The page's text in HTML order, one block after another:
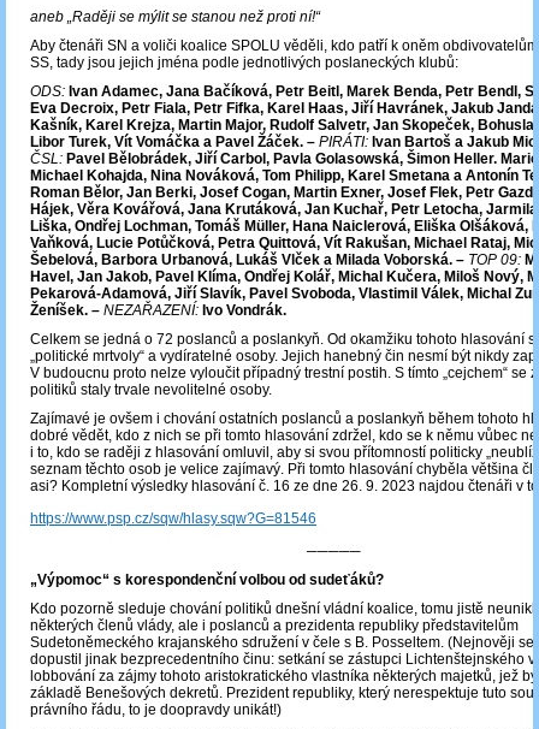
aneb „Raději se mýlit se stanou než proti ní!“
Aby čtenáři SN a voliči koalice SPOLU věděli, kdo patří k oněm
SS, tady jsou jejich jména podle jednotlivých poslaneckých klubů:
ODS: Ivan Adamec, Jana Bačíková, Petr Beitl, Marek Benda, Petr Bendl,
Eva Decroix, Petr Fiala, Petr Fifka, Karel Haas, Jiří Havránek, Jakub
Kašník, Karel Krejza, Martin Major, Rudolf Salvetr, Jan Skopeček,
Libor Turek, Vít Vomáčka a Pavel Žáček. – PIRÁTI: Ivan Bartoš a Jakub
ČSL: Pavel Bělobrádek, Jiří Carbol, Pavla Golasowská, Šimon Heller.
Michael Kohajda, Nina Nováková, Tom Philipp, Karel Smetana a Antonín
Roman Bělor, Jan Berki, Josef Cogan, Martin Exner, Josef Flek, Petr
Hájek, Věra Kovářová, Jana Krutáková, Jan Kuchař, Petr Letocha,
Liška, Ondřej Lochman, Tomáš Müller, Hana Naiclerová, Eliška Olšáková,
Vaňková, Lucie Potůčková, Petra Quittová, Vít Rakušan, Michael Rataj,
Šebelová, Barbora Urbanová, Lukáš Vlček a Milada Voborská. – TOP 09:
Havel, Jan Jakob, Pavel Klíma, Ondřej Kolář, Michal Kučera, Miloš Nový,
Pekarová-Adamová, Jiří Slavík, Pavel Svoboda, Vlastimil Válek, Michal
Ženíšek. – NEZAŘAZENÍ: Ivo Vondrák.
Celkem se jedná o 72 poslanců a poslankyň. Od okamžiku tohoto hlasování
„politické mrtvoly“ a vydíratelné osoby. Jejich hanebný čin nesmí být nikdy
V budoucnu proto nelze vyloučit případný trestní postih. S tímto „cejchem“ se
politiků staly trvale nevolitelné osoby.
Zajímavé je ovšem i chování ostatních poslanců a poslankyň během tohoto
dobré vědět, kdo z nich se při tomto hlasování zdržel, kdo se k němu vůbec
i to, kdo se raději z hlasování omluvil, aby si svou přítomností politicky
seznam těchto osob je velice zajímavý. Při tomto hlasování chyběla většina
asi? Kompletní výsledky hlasování č. 16 ze dne 26. 9. 2023 najdou čtenáři v
https://www.psp.cz/sqw/hlasy.sqw?G=81546
─────
„Výpomoc“ s korespondenční volbou od sudeťáků?
Kdo pozorně sleduje chování politiků dnešní vládní koalice, tomu jistě
některých členů vlády, ale i poslanců a prezidenta republiky představitelům
Sudetoněmeckého krajanského sdružení v čele s B. Posseltem. (Nejnověji se
dopustil jinak bezprecedentního činu: setkání se zástupci Lichtenštejnského
lobbování za zájmy tohoto aristokratického vlastníka některých majetků, jež
základě Benešových dekretů. Prezident republiky, který nerespektuje tuto
právního řádu, to je doopravdy unikát!)